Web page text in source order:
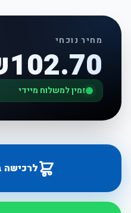
מחיר נוכחי
102.70
זמין למשלוח מיידי
לרכישה